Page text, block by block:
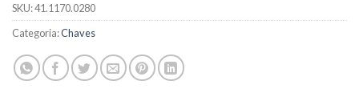
SKU:41.1170.0280
Categoria:Chaves